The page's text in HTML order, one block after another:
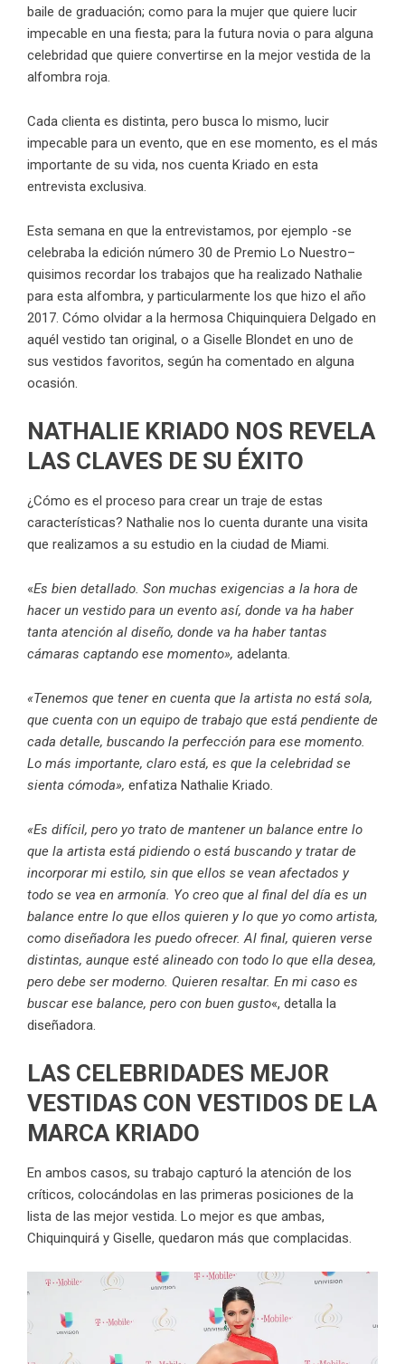
baile de graduación; como para la mujer que quiere lucir
impecable en una fiesta; para la futura novia o para alguna
celebridad que quiere convertirse en la mejor vestida de la
alfombra roja.
Cada clienta es distinta, pero busca lo mismo, lucir
impecable para un evento, que en ese momento, es el más
importante de su vida, nos cuenta Kriado en esta
entrevista exclusiva.
Esta semana en que la entrevistamos, por ejemplo -se
celebraba la edición número 30 de Premio Lo Nuestro–
quisimos recordar los trabajos que ha realizado Nathalie
para esta alfombra, y particularmente los que hizo el año
2017. Cómo olvidar a la hermosa Chiquinquiera Delgado en
aquél vestido tan original, o a Giselle Blondet en uno de
sus vestidos favoritos, según ha comentado en alguna
ocasión.
NATHALIE KRIADO NOS REVELA
LAS CLAVES DE SU ÉXITO
¿Cómo es el proceso para crear un traje de estas
características? Nathalie nos lo cuenta durante una visita
que realizamos a su estudio en la ciudad de Miami.
«Es bien detallado. Son muchas exigencias a la hora de
hacer un vestido para un evento así, donde va ha haber
tanta atención al diseño, donde va ha haber tantas
cámaras captando ese momento», adelanta.
«Tenemos que tener en cuenta que la artista no está sola,
que cuenta con un equipo de trabajo que está pendiente de
cada detalle, buscando la perfección para ese momento.
Lo más importante, claro está, es que la celebridad se
sienta cómoda», enfatiza Nathalie Kriado.
«Es difícil, pero yo trato de mantener un balance entre lo
que la artista está pidiendo o está buscando y tratar de
incorporar mi estilo, sin que ellos se vean afectados y
todo se vea en armonía. Yo creo que al final del día es un
balance entre lo que ellos quieren y lo que yo como artista,
como diseñadora les puedo ofrecer. Al final, quieren verse
distintas, aunque esté alineado con todo lo que ella desea,
pero debe ser moderno. Quieren resaltar. En mi caso es
buscar ese balance, pero con buen gusto«, detalla la
diseñadora.
LAS CELEBRIDADES MEJOR
VESTIDAS CON VESTIDOS DE LA
MARCA KRIADO
En ambos casos, su trabajo capturó la atención de los
críticos, colocándolas en las primeras posiciones de la
lista de las mejor vestida. Lo mejor es que ambas,
Chiquinquirá y Giselle, quedaron más que complacidas.